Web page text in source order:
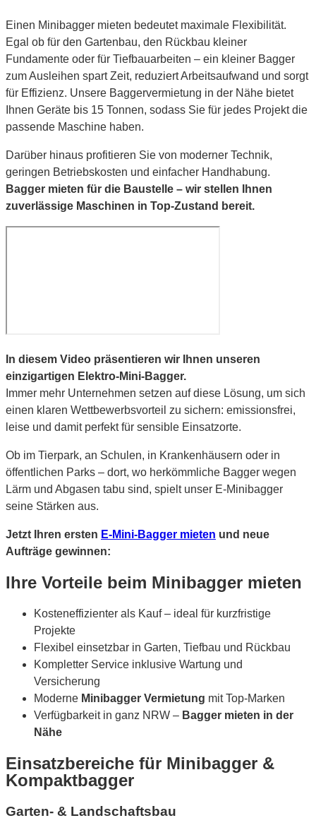
Einen Minibagger mieten bedeutet maximale Flexibilität.
Egal ob für den Gartenbau, den Rückbau kleiner
Fundamente oder für Tiefbauarbeiten – ein kleiner Bagger
zum Ausleihen spart Zeit, reduziert Arbeitsaufwand und sorgt
für Effizienz. Unsere Baggervermietung in der Nähe bietet
Ihnen Geräte bis 15 Tonnen, sodass Sie für jedes Projekt die
passende Maschine haben.
Darüber hinaus profitieren Sie von moderner Technik,
geringen Betriebskosten und einfacher Handhabung.
Bagger mieten für die Baustelle – wir stellen Ihnen
zuverlässige Maschinen in Top-Zustand bereit.
In diesem Video präsentieren wir Ihnen unseren
einzigartigen Elektro-Mini-Bagger.
Immer mehr Unternehmen setzen auf diese Lösung, um sich
einen klaren Wettbewerbsvorteil zu sichern: emissionsfrei,
leise und damit perfekt für sensible Einsatzorte.
Ob im Tierpark, an Schulen, in Krankenhäusern oder in
öffentlichen Parks – dort, wo herkömmliche Bagger wegen
Lärm und Abgasen tabu sind, spielt unser E-Minibagger
seine Stärken aus.
Jetzt Ihren ersten E-Mini-Bagger mieten und neue
Aufträge gewinnen:
Ihre Vorteile beim Minibagger mieten
Kosteneffizienter als Kauf – ideal für kurzfristige
Projekte
Flexibel einsetzbar in Garten, Tiefbau und Rückbau
Kompletter Service inklusive Wartung und
Versicherung
Moderne Minibagger Vermietung mit Top-Marken
Verfügbarkeit in ganz NRW – Bagger mieten in der
Nähe
Einsatzbereiche für Minibagger &
Kompaktbagger
Garten- & Landschaftsbau